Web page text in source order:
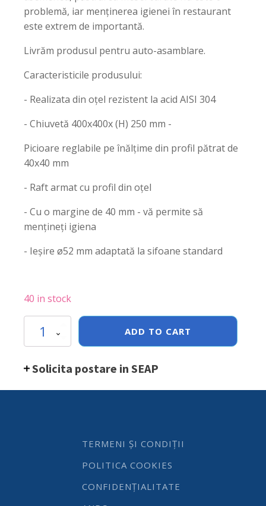
problemă, iar menținerea igienei în restaurant
este extrem de importantă.
Livrăm produsul pentru auto-asamblare.
Caracteristicile produsului:
- Realizata din oțel rezistent la acid AISI 304
- Chiuvetă 400x400x (H) 250 mm -
Picioare reglabile pe înălțime din profil pătrat de
40x40 mm
- Raft armat cu profil din oțel
- Cu o margine de 40 mm - vă permite să
mențineți igiena
- Ieșire ø52 mm adaptată la sifoane standard
40 in stock
Masa
chiuveta
polita,
ADD TO CART
Solicita postare in SEAP
TERMENI ȘI CONDIȚII
POLITICA COOKIES
CONFIDENȚIALITATE